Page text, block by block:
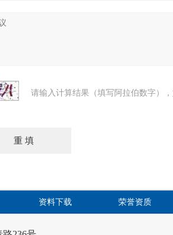
请输入计算结果（填写阿拉伯数字）
资料下载 荣誉资质